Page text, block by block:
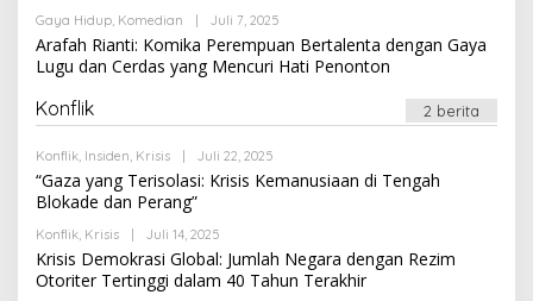
Gaya Hidup, Komedian Juli 7, 2025
Newssportsaz_0q4zf1
Arafah Rianti: Komika Perempuan Bertalenta dengan Gaya
Lugu dan Cerdas yang Mencuri Hati Penonton
Konflik 2 berita
Konflik, Insiden, Krisis Juli 22, 2025
Newssportsaz_0q4zf1
“Gaza yang Terisolasi: Krisis Kemanusiaan di Tengah
Blokade dan Perang”
Konflik, Krisis Juli 14, 2025
Newssportsaz_0q4zf1
Krisis Demokrasi Global: Jumlah Negara dengan Rezim
Otoriter Tertinggi dalam 40 Tahun Terakhir